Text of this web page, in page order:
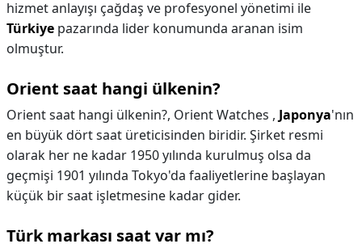
hizmet anlayışı çağdaş ve profesyonel yönetimi ile
Türkiye pazarında lider konumunda aranan isim
olmuştur.
Orient saat hangi ülkenin?
Orient saat hangi ülkenin?, Orient Watches , Japonya'nın
en büyük dört saat üreticisinden biridir. Şirket resmi
olarak her ne kadar 1950 yılında kurulmuş olsa da
geçmişi 1901 yılında Tokyo'da faaliyetlerine başlayan
küçük bir saat işletmesine kadar gider.
Türk markası saat var mı?